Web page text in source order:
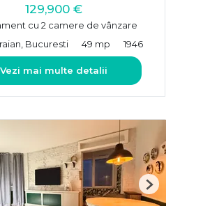
129,900 €
cu 2 camere de vânzare
Bucuresti
49 mp 1946
Vezi mai multe detalii
Next